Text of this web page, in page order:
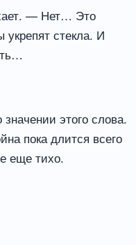
— Нет… Это
стекла. И
этого слова.
пока длится всего
еще тихо.